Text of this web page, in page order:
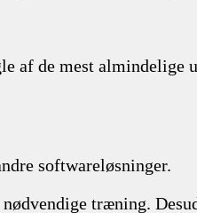
af de mest almindelige
softwareløsninger.
træning.